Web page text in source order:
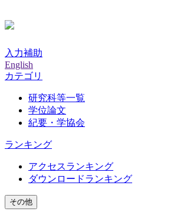
入力補助
English
カテゴリ
研究科等一覧
学位論文
紀要・学協会
ランキング
アクセスランキング
ダウンロードランキング
その他